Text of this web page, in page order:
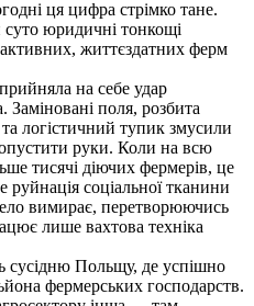
ця цифра стрімко тане.
юридичні тонкощі
активних, життєздатних ферм
на себе удар
Заміновані поля, розбита
логістичний тупик змусили
опустити руки. Коли на всю
тисячі діючих фермерів, це
соціальної тканини
вимирає, перетворюючись
лише вахтова техніка
сусідню Польщу, де успішно
фермерських господарств.